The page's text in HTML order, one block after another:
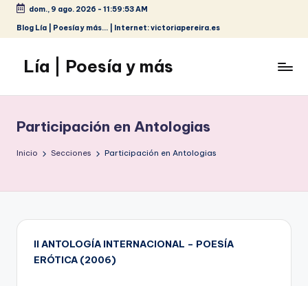
Saltar
contenido
dom., 9 ago. 2026 - 11:59:54 AM
Blog Lía | Poesía y más... | Internet: victoriapereira.es
Lía | Poesía y más
Participación en Antologias
Inicio Secciones Participación en Antologias
II ANTOLOGÍA INTERNACIONAL – POESÍA
ERÓTICA (2006)